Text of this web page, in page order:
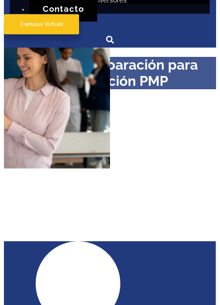
Contacto
Campus Virtual
Curso en Preparación para
Certificación PMP